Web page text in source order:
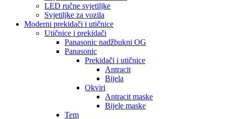
LED ručne svjetiljke
Svjetiljke za vozila
Moderni prekidači i utičnice
Utičnice i prekidači
Panasonic nadžbukni OG
Panasonic
Prekidači i utičnice
Antracit
Bijela
Okviri
Antracit maske
Bijele maske
Tem